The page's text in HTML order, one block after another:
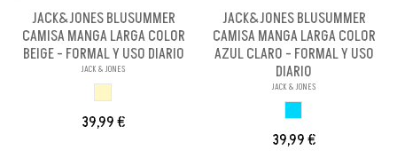
JACK&JONES BLUSUMMER
CAMISA MANGA LARGA COLOR
BEIGE - FORMAL Y USO DIARIO
JACK & JONES
39,99 €
JACK&JONES BLUSUMMER
CAMISA MANGA LARGA COLOR
AZUL CLARO - FORMAL Y USO
DIARIO
JACK & JONES
39,99 €